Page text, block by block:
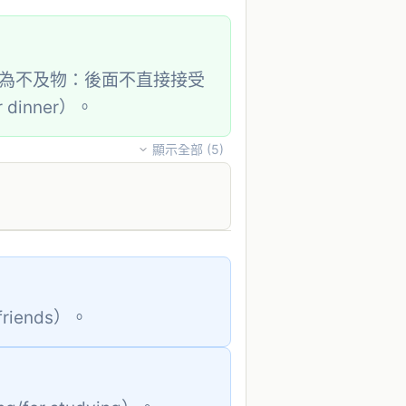
不及物：後面不直接接受
）。
顯示全部 (5)
）。